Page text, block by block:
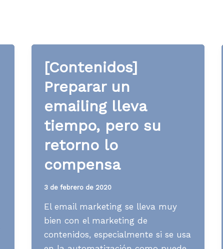
[Contenidos]
Preparar un
emailing lleva
tiempo, pero su
retorno lo
compensa
3 de febrero de 2020
El email marketing se lleva muy
bien con el marketing de
contenidos, especialmente si se usa